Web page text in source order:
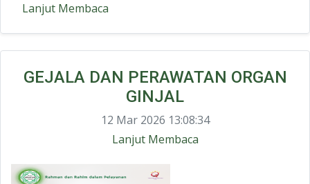
Lanjut Membaca
GEJALA DAN PERAWATAN ORGAN
GINJAL
12 Mar 2026 13:08:34
Lanjut Membaca